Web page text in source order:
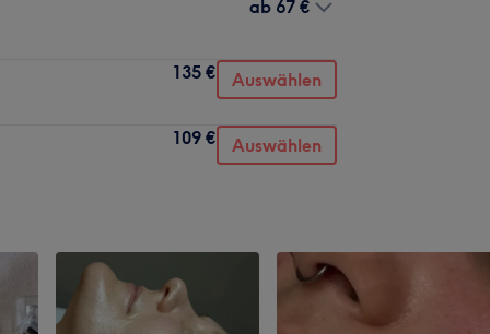
ab 67 €
135 € Auswählen
109 € Auswählen